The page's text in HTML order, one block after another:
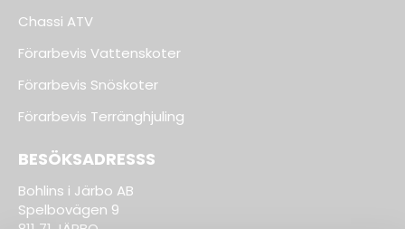
Chassi ATV
Förarbevis Vattenskoter
Förarbevis Snöskoter
Förarbevis Terränghjuling
BESÖKSADRESSS
Bohlins i Järbo AB
Spelbovägen 9